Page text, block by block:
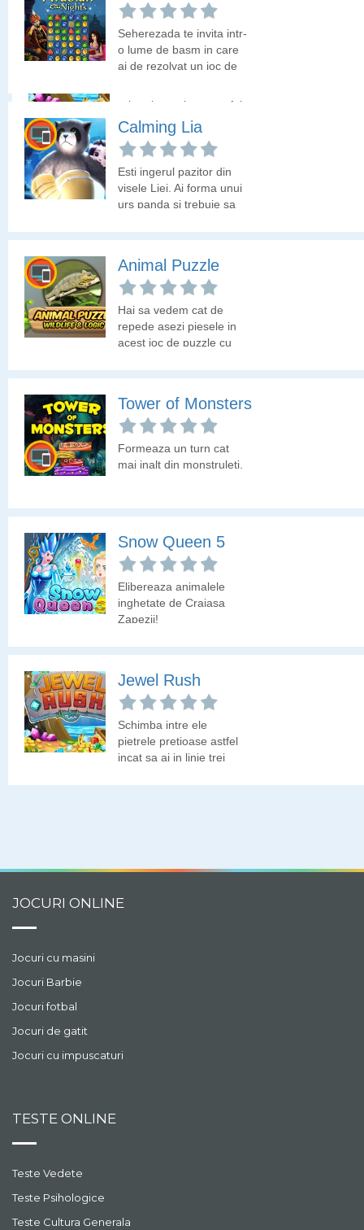
de lupta al armatei din
Evul Mediu.
Jewel Rush
pietrele pretioase astfel
incat sa ai in linie trei
diamante identice.
Seherezada te invita intr-
o lume de basm in care
ai de rezolvat un joc de
colorate. Colecteaza
magic ca sa termini
nivelul.
Calming Lia
Esti ingerul pazitor din
visele Liei. Ai forma unui
urs panda si trebuie sa
ECRANUL de mai jos.
Animal Puzzle
Hai sa vedem cat de
repede asezi piesele in
acest joc de puzzle cu
Tower of Monsters
Formeaza un turn cat
mai inalt din monstruleti.
Snow Queen 5
Elibereaza animalele
inghetate de Craiasa
Zapezii!
Jewel Rush
Schimba intre ele
pietrele pretioase astfel
incat sa ai in linie trei
JOCURI ONLINE
Jocuri cu masini
Jocuri Barbie
Jocuri fotbal
Jocuri de gatit
Jocuri cu impuscaturi
TESTE ONLINE
Teste Vedete
Teste Psihologice
Teste Cultura Generala